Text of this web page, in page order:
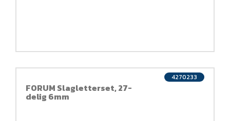
FORUM Slagletterset, 27-
delig 6mm
4270233